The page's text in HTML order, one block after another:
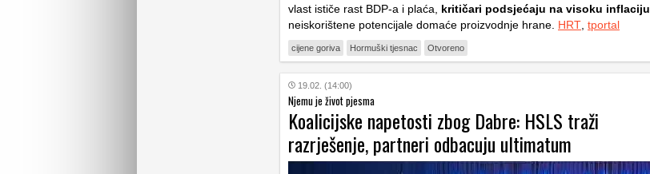
vlast ističe rast BDP-a i plaća,
kritičari podsjećaju na visoku inflaciju
neiskorištene potencijale domaće proizvodnje hrane. HRT tportal
cijene goriva Hormuški tjesnac Otvoreno
19.02. (14:00)
Njemu je život pjesma
Koalicijske napetosti zbog Dabre: HSLS traži
razrješenje, partneri odbacuju ultimatum